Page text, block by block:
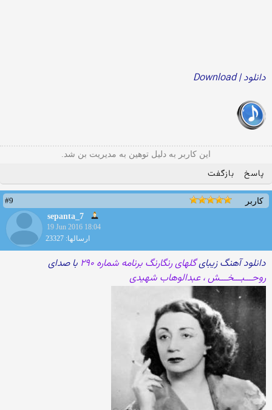
دانلود | Download
این کاربر به دلیل توهین به مدیریت بن شد.
پاسخ بازگفت
کاربر
#9
sepanta_7
19 Jun 2016 18:04
ارسالها: 23327
دانلود آهنگ زیبایگلهای رنگارنگ برنامه شماره ۲۹۰
با صدای
روحـــبـــخـــش ، عبدالوهاب شهیدی